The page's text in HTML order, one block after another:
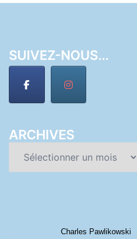
SUIVEZ-NOUS...
ARCHIVES
Charles Pawlikowski